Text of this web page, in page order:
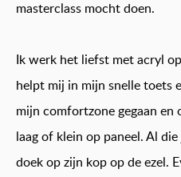
masterclass mocht doen.
Ik werk het liefst met acryl
helpt mij in mijn snelle toets
mijn comfortzone gegaan
laag of klein op paneel. Al
doek op zijn kop op de ezel.